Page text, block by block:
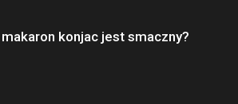
makaron konjac jest smaczny?